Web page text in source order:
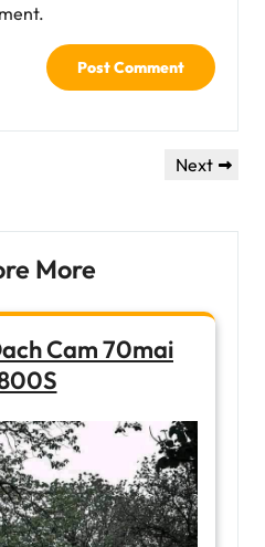
Next
Next
More
Cam 70mai